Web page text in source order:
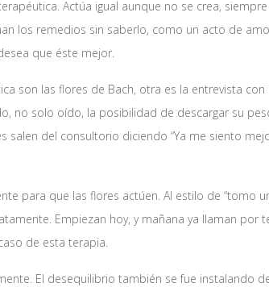
Actúa igual aunque no se crea,
los remedios sin saberlo, como un acto de
que éste mejor.
son las flores de Bach, otra es la entrevista
no solo oído, la posibilidad de descargar su
salen del consultorio diciendo “Ya me siento
para que las flores actúen. Al estilo de “tomo
Empiezan hoy, y mañana ya llaman por
de esta terapia.
El desequilibrio también se fue instalando